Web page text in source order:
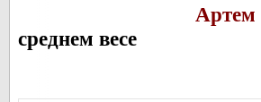
среднем весе